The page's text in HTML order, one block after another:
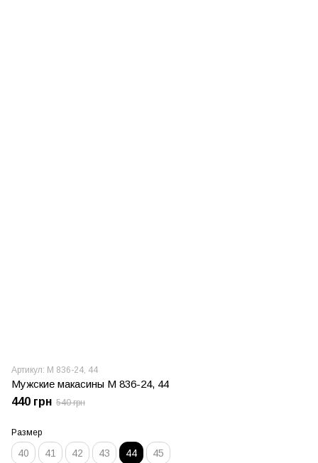
Артикул: М 836-24, 44
Мужские макасины М 836-24, 44
440 грн 540 грн
Размер
40 41 42 43 44 45